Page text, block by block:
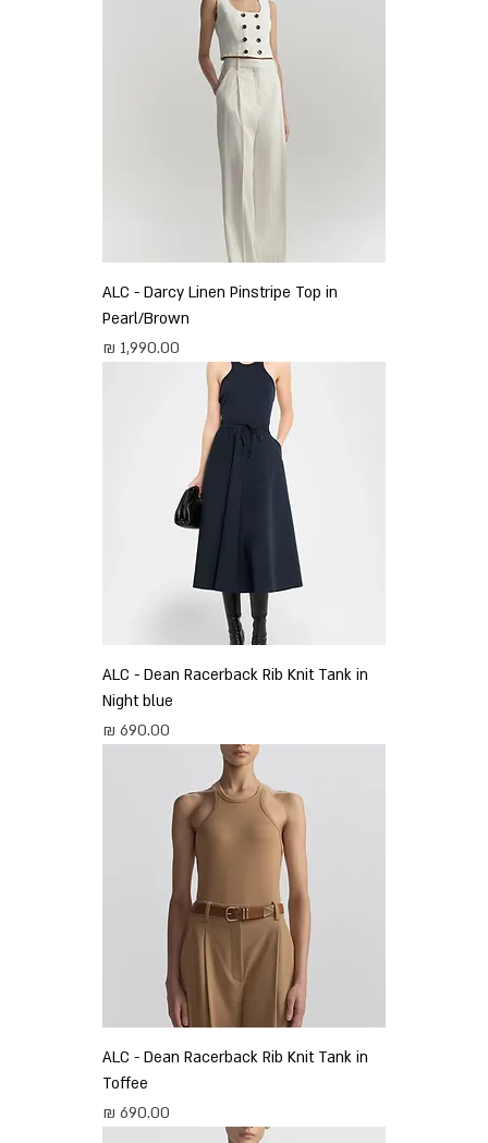
ALC - Darcy Linen Pinstripe Top in
Pearl/Brown
מחיר
ALC - Dean Racerback Rib Knit Tank in
Night blue
מחיר
ALC - Dean Racerback Rib Knit Tank in
Toffee
מחיר